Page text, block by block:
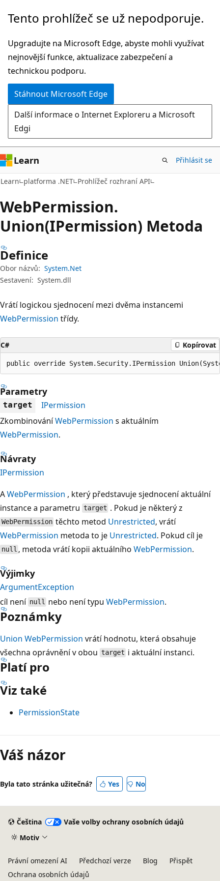
Přeskočit
hlavní
obsah
Přeskočit
navigaci
na
stránce
Tento prohlížeč se už nepodporuje.
Upgradujte na Microsoft Edge, abyste mohli využívat
nejnovější funkce, aktualizace zabezpečení a
technickou podporu.
Stáhnout Microsoft Edge
Další informace o Internet Exploreru a Microsoft
Edgi
Learn Přihlásit se
Learn platforma .NET Prohlížeč rozhraní API
WebPermission.
Union(IPermission) Metoda
Definice
Obor názvů: System.Net
Sestavení: System.dll
Vrátí logickou sjednocení mezi dvěma instancemi
WebPermission třídy.
C# Kopírovat
public override System.Security.IPermission
Parametry
target
IPermission
ZkombinováníWebPermission s aktuálním
WebPermission.
Návraty
IPermission
AWebPermission , který představuje sjednocení aktuální
instance a parametru target . Pokud je některý z
WebPermission těchto metod Unrestricted, vrátí
WebPermission metoda to je Unrestricted. Pokud cíl je
null , metoda vrátí kopii aktuálníhoWebPermission.
Výjimky
ArgumentException
cíl není null nebo není typuWebPermission.
Poznámky
Union WebPermission vrátí hodnotu, která obsahuje
všechna oprávnění v obou target i aktuální instanci.
Platí pro
Viz také
PermissionState
Režim
čtení
zakázán
Váš názor
Byla tato stránka užitečná? Yes No
Čeština
Vaše volby ochrany osobních údajů
Motiv
Právní omezení AI Předchozí verze Blog
Přispět
Ochrana osobních údajů